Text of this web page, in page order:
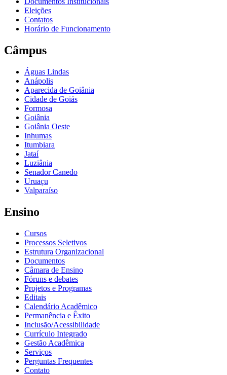
Eleições
Contatos
Horário de Funcionamento
Câmpus
Águas Lindas
Anápolis
Aparecida de Goiânia
Cidade de Goiás
Formosa
Goiânia
Goiânia Oeste
Inhumas
Itumbiara
Jataí
Luziânia
Senador Canedo
Uruaçu
Valparaíso
Ensino
Cursos
Processos Seletivos
Estrutura Organizacional
Documentos
Câmara de Ensino
Fóruns e debates
Projetos e Programas
Editais
Calendário Acadêmico
Permanência e Êxito
Inclusão/Acessibilidade
Currículo Integrado
Gestão Acadêmica
Serviços
Perguntas Frequentes
Contato